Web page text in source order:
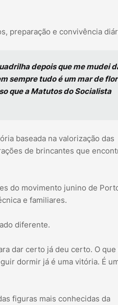
preparação e convivência
depois que me mudei
sempre tudo é um mar de
que a Matutos do Socialista
baseada na valorização das
de brincantes que
do movimento junino de
e familiares.
diferente.
dar certo já deu certo. O que
dormir já é uma vitória. É
figuras mais conhecidas da